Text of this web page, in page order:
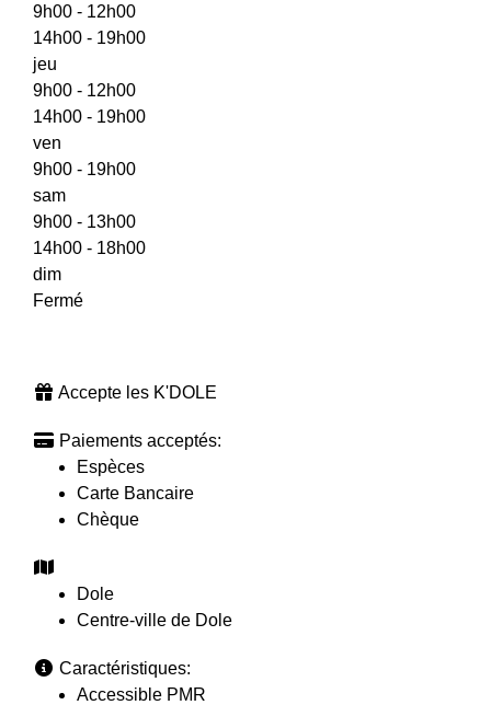
9h00 - 12h00
14h00 - 19h00
jeu
9h00 - 12h00
14h00 - 19h00
ven
9h00 - 19h00
sam
9h00 - 13h00
14h00 - 18h00
dim
Fermé
Accepte les K'DOLE
Paiements acceptés:
Espèces
Carte Bancaire
Chèque
Dole
Centre-ville de Dole
Caractéristiques:
Accessible PMR